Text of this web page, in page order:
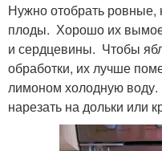
Нужно отобрать
плоды. Хорошо их
и сердцевины. Чтобы
обработки, их лучше
лимоном холодную воду.
нарезать на дольки или